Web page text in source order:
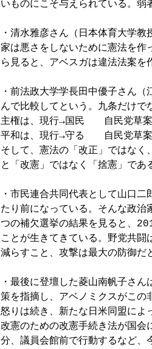
いものにこそ与えられている。弱
・清水雅彦さん（日本体育大学
家は悪さをしないために憲法を
ら見ると、アベスガは違法法案
・前法政大学学長田中優子さん
んで比較してという。九条だけ
主権は、現行→国民　　自民党草
平和は、現行→守る　　自民党草
そして、憲法の「改正」ではな
と「改憲」ではなく「捨憲」で
・市民連合共同代表として山口
たり前になっている。そんな政
つの補欠選挙の結果を見ると、
ことが生きてきている。野党共
減らすこと、攻撃は最大の防御だ
・最後に登壇した菱山南帆子さ
策を指摘し、アベノミクスがこの
怒りは続き、新たな日米同盟によ
改憲のための改憲手続き法が国
分、議員会館前で行動するなど、